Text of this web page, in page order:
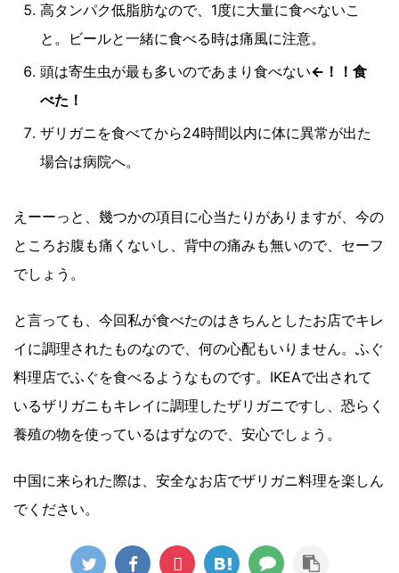
高タンパク低脂肪なので、1度に大量に食べないこ
と。ビールと一緒に食べる時は痛風に注意。
頭は寄生虫が最も多いのであまり食べない←！！食
べた！
ザリガニを食べてから24時間以内に体に異常が出た
場合は病院へ。
えーーっと、幾つかの項目に心当たりがありますが、今の
ところお腹も痛くないし、背中の痛みも無いので、セーフ
でしょう。
と言っても、今回私が食べたのはきちんとしたお店でキレ
イに調理されたものなので、何の心配もいりません。ふぐ
料理店でふぐを食べるようなものです。IKEAで出されて
いるザリガニもキレイに調理したザリガニですし、恐らく
養殖の物を使っているはずなので、安心でしょう。
中国に来られた際は、安全なお店でザリガニ料理を楽しん
でください。